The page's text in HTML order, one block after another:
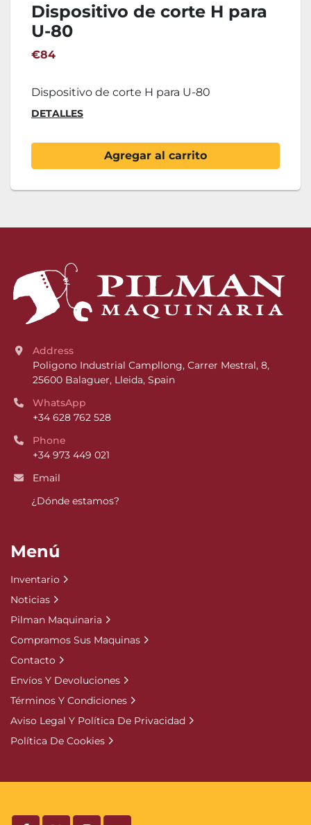
Dispositivo de corte H para
U-80
€84
Dispositivo de corte H para U-80
DETALLES
Agregar al carrito
Address
Poligono Industrial Campllong, Carrer Mestral, 8,
25600 Balaguer, Lleida, Spain
WhatsApp
+34 628 762 528
Phone
+34 973 449 021
Email
¿Dónde estamos?
Menú
Inventario
Noticias
Pilman Maquinaria
Compramos Sus Maquinas
Contacto
Envíos Y Devoluciones
Términos Y Condiciones
Aviso Legal Y Política De Privacidad
Política De Cookies